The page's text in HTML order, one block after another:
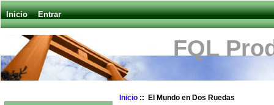
Inicio Entrar
FQL
Inicio :: El Mundo en Dos Ruedas